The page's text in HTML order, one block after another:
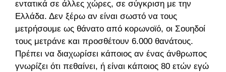
εντατικά σε άλλες χώρες, σε σύγκριση με την
Ελλάδα. Δεν ξέρω αν είναι σωστό να τους
μετρήσουμε ως θάνατο από κορωνοϊό, οι Σουηδοί
τους μετράνε και προσθέτουν 6.000 θανάτους.
Πρέπει να διαχωρίσει κάποιος αν ένας άνθρωπος
γνωρίζει ότι πεθαίνει, ή είναι κάποιος 80 ετών εγώ